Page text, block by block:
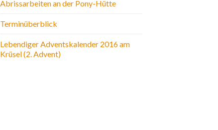
Abrissarbeiten an der Pony-Hütte
Terminüberblick
Lebendiger Adventskalender 2016 am
Krüsel (2. Advent)